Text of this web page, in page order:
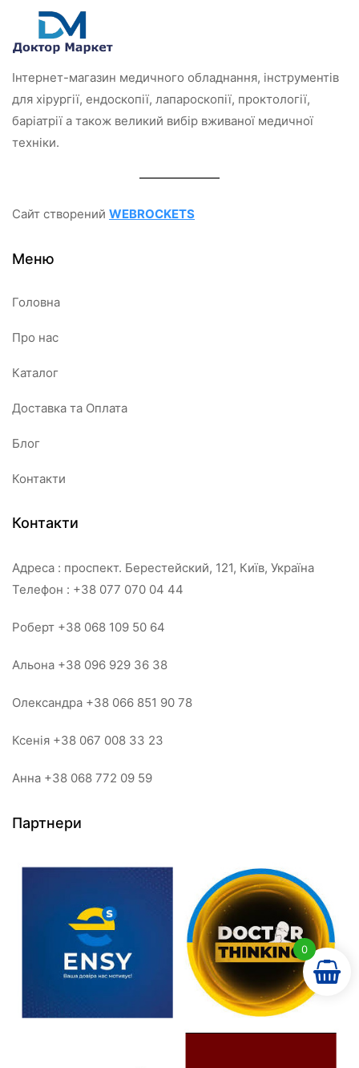
Інтернет-магазин медичного обладнання, інструментів
для хірургії, ендоскопії, лапароскопії, проктології,
баріатрії а також великий вибір вживаної медичної
техніки.
Сайт створений WEBROCKETS
Меню
Головна
Про нас
Каталог
Доставка та Оплата
Блог
Контакти
Контакти
Адреса : проспект. Берестейский, 121, Київ, Україна
Телефон : +38 077 070 04 44
Роберт +38 068 109 50 64
Альона +38 096 929 36 38
Олександра +38 066 851 90 78
Ксенія +38 067 008 33 23
Анна +38 068 772 09 59
Партнери
0